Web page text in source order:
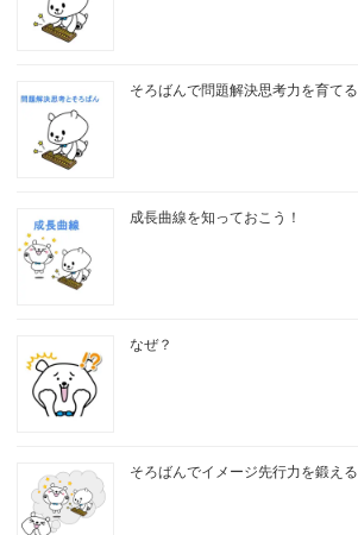
そろばんで問題解決思考力を育てる
成長曲線を知っておこう！
なぜ？
そろばんでイメージ先行力を鍛える